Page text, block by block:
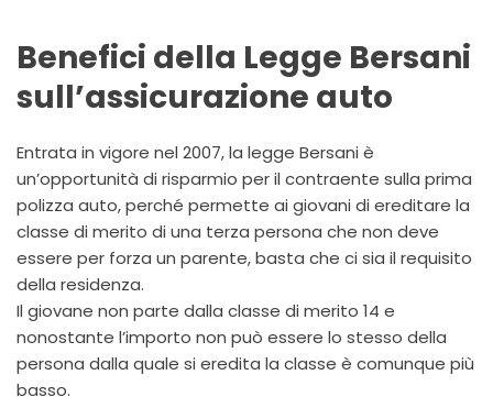
Benefici della Legge Bersani
sull’assicurazione auto
Entrata in vigore nel 2007, la legge Bersani è
un’opportunità di risparmio per il contraente sulla prima
polizza auto, perché permette ai giovani di ereditare la
classe di merito di una terza persona che non deve
essere per forza un parente, basta che ci sia il requisito
della residenza.
Il giovane non parte dalla classe di merito 14 e
nonostante l’importo non può essere lo stesso della
persona dalla quale si eredita la classe è comunque più
basso.